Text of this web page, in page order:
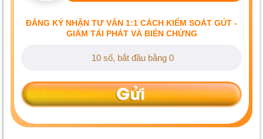
ĐĂNG KÝ NHẬN TƯ VẤN 1:1 CÁCH KIỂM SOÁT GÚT -
GIẢM TÁI PHÁT VÀ BIẾN CHỨNG